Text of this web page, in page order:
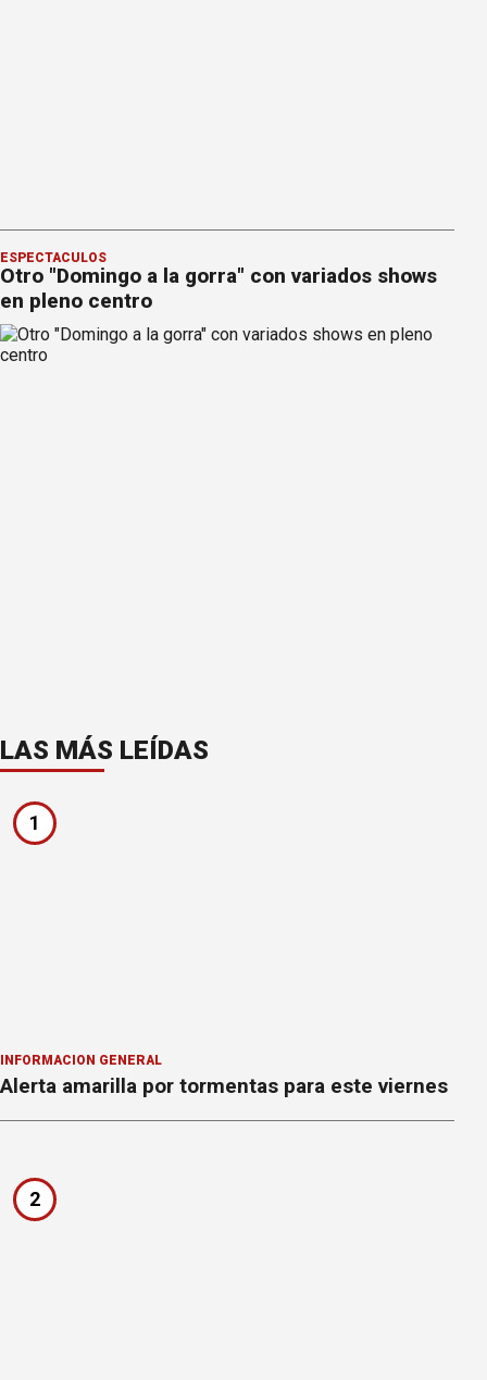
ESPECTÁCULOS
Otro "Domingo a la gorra" con variados shows
en pleno centro
LAS MÁS LEÍDAS
1
INFORMACION GENERAL
Alerta amarilla por tormentas para este viernes
2